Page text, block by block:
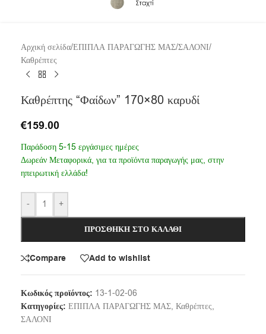
Αρχική σελίδα/ΕΠΙΠΛΑ ΠΑΡΑΓΩΓΗΣ ΜΑΣ/ΣΑΛΟΝΙ/
Καθρέπτες
Καθρέπτης “Φαίδων” 170×80 καρυδί
€159.00
Παράδοση 5-15 εργάσιμες ημέρες
Δωρεάν Μεταφορικά, για τα προϊόντα παραγωγής μας, στην
ηπειρωτική ελλάδα!
- +
ΠΡΟΣΘΉΚΗ ΣΤΟ ΚΑΛΆΘΙ
Compare Add to wishlist
Κωδικός προϊόντος: 13-1-02-06
Κατηγορίες: ΕΠΙΠΛΑ ΠΑΡΑΓΩΓΗΣ ΜΑΣ, Καθρέπτες,
ΣΑΛΟΝΙ